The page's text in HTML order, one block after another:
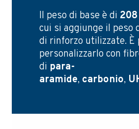
Il peso di base è di
cui si aggiunge il peso
di rinforzo utilizzate. È
personalizzarlo con
di para-
aramide, carbonio,